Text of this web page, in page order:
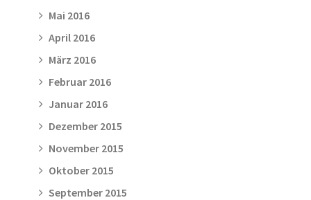
Mai 2016
April 2016
März 2016
Februar 2016
Januar 2016
Dezember 2015
November 2015
Oktober 2015
September 2015